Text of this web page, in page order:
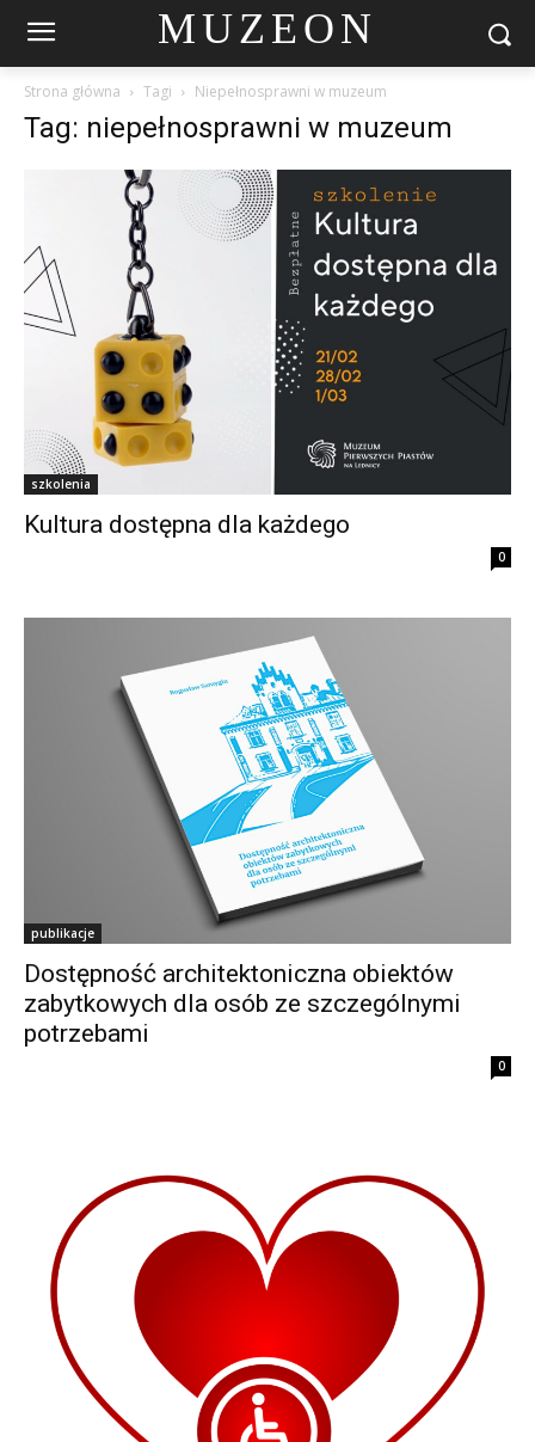
MUZEON
Strona główna Tagi Niepełnosprawni w muzeum
Tag: niepełnosprawni w muzeum
szkolenia
Kultura dostępna dla każdego
0
publikacje
Dostępność architektoniczna obiektów
zabytkowych dla osób ze szczególnymi
potrzebami
0